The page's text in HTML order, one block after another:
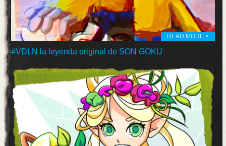
READ MORE >
#VDLN la leyenda original de SON GOKU